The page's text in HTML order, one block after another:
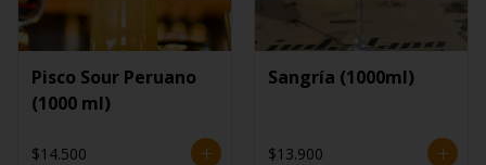
Pisco Sour Peruano
(1000 ml)
$14.500
Sangría (1000ml)
$13.900